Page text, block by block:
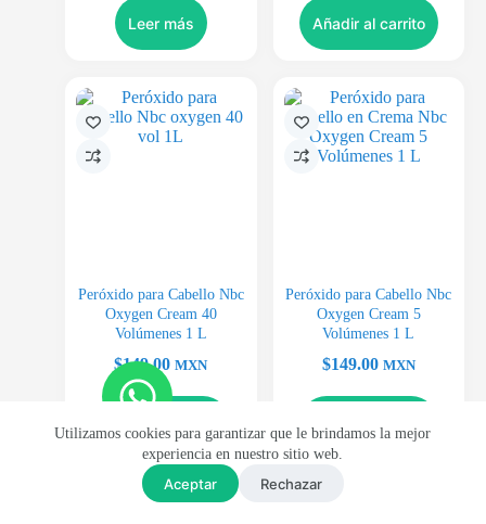
Utilizamos cookies para garantizar que le brindamos la mejor
experiencia en nuestro sitio web.
Aceptar Rechazar
Leer más Añadir al carrito
Peróxido para Cabello Nbc
Oxygen Cream 40
Volúmenes 1 L
$149.00 MXN
Peróxido para Cabello Nbc
Oxygen Cream 5
Volúmenes 1 L
$149.00 MXN